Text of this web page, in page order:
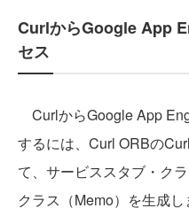
CurlからGoogle App
セス
CurlからGoogle App
するには、Curl ORBの
て、サービススタブ・ク
クラス（Memo）を生成